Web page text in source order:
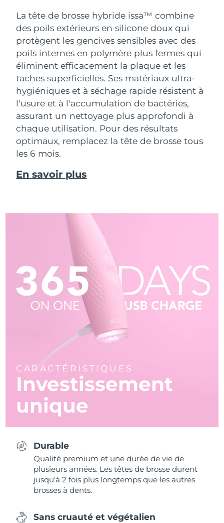
La tête de brosse hybride issa™ combine
des poils extérieurs en silicone doux qui
protègent les gencives sensibles avec des
poils internes en polymère plus fermes qui
éliminent efficacement la plaque et les
taches superficielles. Ses matériaux ultra-
hygiéniques et à séchage rapide résistent à
l'usure et à l'accumulation de bactéries,
assurant un nettoyage plus approfondi à
chaque utilisation. Pour des résultats
optimaux, remplacez la tête de brosse tous
les 6 mois.
En savoir plus
CARACTÉRISTIQUES
Investissement
unique
Durable
Qualité premium et une durée de vie de
plusieurs années. Les têtes de brosse durent
jusqu'à 2 fois plus longtemps que les autres
brosses à dents.
Sans cruauté et végétalien